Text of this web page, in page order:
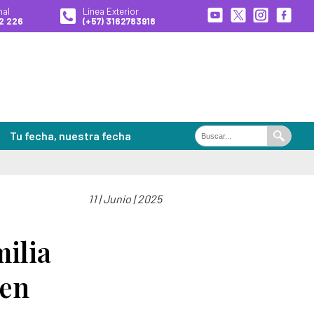
226
Línea Exterior
(+57) 3162783918
Tu fecha, nuestra fecha
Buscar
en
Buscar
11 | Junio | 2025